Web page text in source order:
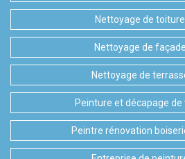
Nettoyage de
Nettoyage de
Nettoyage de
Peinture et décapage de
Peintre rénovation